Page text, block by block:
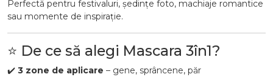
Perfectă pentru festivaluri, ședințe foto, machiaje romantice
sau momente de inspirație.
⭐ De ce să alegi Mascara 3în1?
✔️ 3 zone de aplicare – gene, sprâncene, păr